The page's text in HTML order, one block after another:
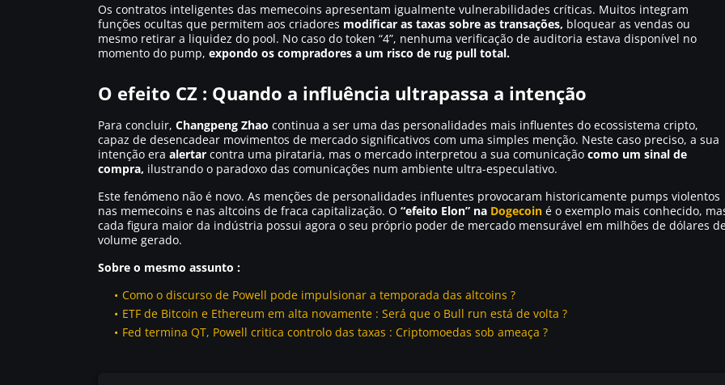
Os contratos inteligentes das memecoins apresentam igualmente vulnerabilidades críticas. Muitos integram
funções ocultas que permitem aos criadores modificar as taxas sobre as transações, bloquear as vendas ou
mesmo retirar a liquidez do pool. No caso do token “4”, nenhuma verificação de auditoria estava disponível no
momento do pump, expondo os compradores a um risco de rug pull total.
O efeito CZ : Quando a influência ultrapassa a intenção
Para concluir, Changpeng Zhao continua a ser uma das personalidades mais influentes do ecossistema cripto,
capaz de desencadear movimentos de mercado significativos com uma simples menção. Neste caso preciso, a sua
intenção era alertar contra uma pirataria, mas o mercado interpretou a sua comunicação como um sinal de
compra, ilustrando o paradoxo das comunicações num ambiente ultra-especulativo.
Este fenómeno não é novo. As menções de personalidades influentes provocaram historicamente pumps violentos
nas memecoins e nas altcoins de fraca capitalização. O “efeito Elon” na Dogecoin é o exemplo mais conhecido,
cada figura maior da indústria possui agora o seu próprio poder de mercado mensurável em milhões de dólares
volume gerado.
Sobre o mesmo assunto :
Como o discurso de Powell pode impulsionar a temporada das altcoins ?
ETF de Bitcoin e Ethereum em alta novamente : Será que o Bull run está de volta ?
Fed termina QT, Powell critica controlo das taxas : Criptomoedas sob ameaça ?